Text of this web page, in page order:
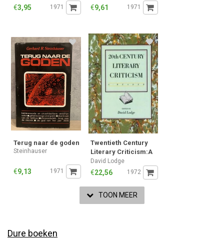
€3,95 1971 €9,61 1971
Terug naar de goden
Steinhauser
€9,13 1971
Twentieth Century
Literary Criticism:A
Reader
David Lodge
€22,56 1972
TOON MEER
Dure boeken